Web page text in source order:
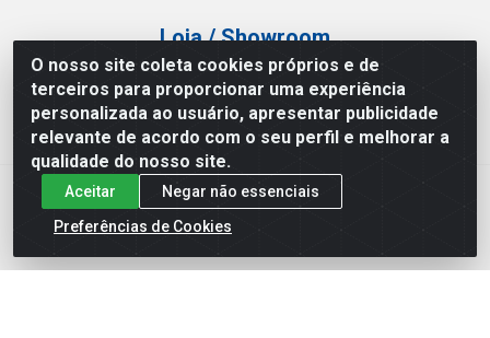
O nosso site coleta cookies próprios e de
terceiros para proporcionar uma experiência
personalizada ao usuário, apresentar publicidade
relevante de acordo com o seu perfil e melhorar a
qualidade do nosso site.
Aceitar
Negar não essenciais
Preferências de Cookies
Loja / Showroom
Tel.: (11) 3227-0546
Av Vautier, 587/597 - Pari - São Paulo/SP
Atef Distribuidora LTDA - Av. Vautier, 585/597 - Pari - São
Paulo/SP - CEP 03.032-000 - CNPJ 27.717.135/0001-29